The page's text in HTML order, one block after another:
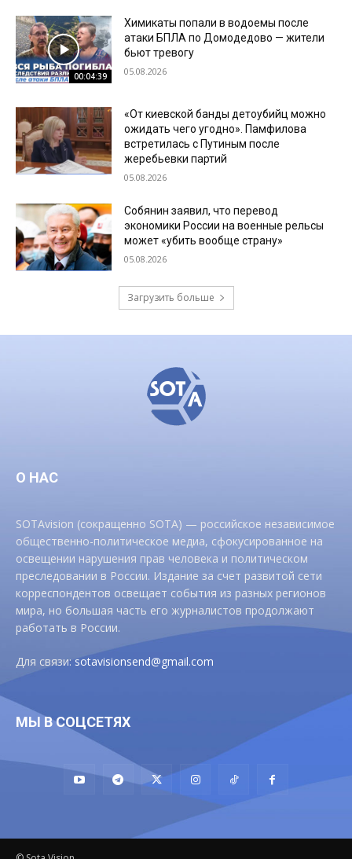
00:04:39
Химикаты попали в водоемы после
атаки БПЛА по Домодедово — жители
бьют тревогу
05.08.2026
«От киевской банды детоубийц можно
ожидать чего угодно». Памфилова
встретилась с Путиным после
жеребьевки партий
05.08.2026
Собянин заявил, что перевод
экономики России на военные рельсы
может «убить вообще страну»
05.08.2026
Загрузить больше
О НАС
SOTAvision (сокращенно SOTA) — российское независимое
общественно-политическое медиа, сфокусированное на
освещении нарушения прав человека и политическом
преследовании в России. Издание за счет развитой сети
корреспондентов освещает события из разных регионов
мира, но большая часть его журналистов продолжают
работать в России.
Для связи:sotavisionsend@gmail.com
МЫ В СОЦСЕТЯХ